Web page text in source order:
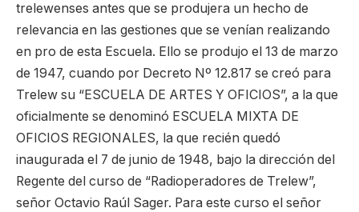
trelewenses antes que se produjera un hecho de
relevancia en las gestiones que se venían realizando
en pro de esta Escuela. Ello se produjo el 13 de marzo
de 1947, cuando por Decreto Nº 12.817 se creó para
Trelew su “ESCUELA DE ARTES Y OFICIOS”, a la que
oficialmente se denominó ESCUELA MIXTA DE
OFICIOS REGIONALES, la que recién quedó
inaugurada el 7 de junio de 1948, bajo la dirección del
Regente del curso de “Radioperadores de Trelew”,
señor Octavio Raúl Sager. Para este curso el señor